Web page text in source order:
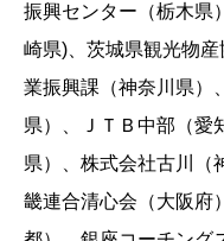
振興センター（栃木県
崎県)、茨城県観光物
業振興課（神奈川県）
県）、ＪＴＢ中部（愛
県）、株式会社古川（
畿連合清心会（大阪府